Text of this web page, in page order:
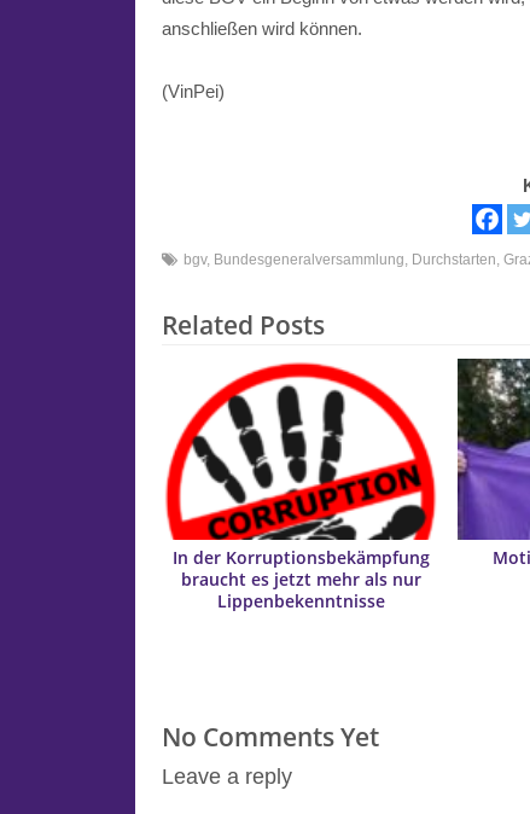
anschließen wird können.
(VinPei)
bgv, Bundesgeneralversammlung, Durchstarten,
Related Posts
In der Korruptionsbekämpfung
braucht es jetzt mehr als nur
Lippenbekenntnisse
No Comments Yet
Leave a reply